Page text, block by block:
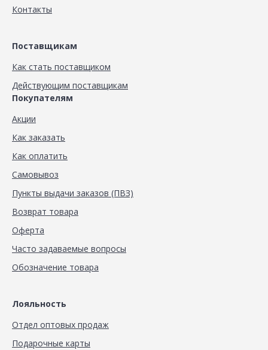
Контакты
Поставщикам
Как стать поставщиком
Действующим поставщикам
Покупателям
Акции
Как заказать
Как оплатить
Самовывоз
Пункты выдачи заказов (ПВЗ)
Возврат товара
Оферта
Часто задаваемые вопросы
Обозначение товара
Лояльность
Отдел оптовых продаж
Подарочные карты